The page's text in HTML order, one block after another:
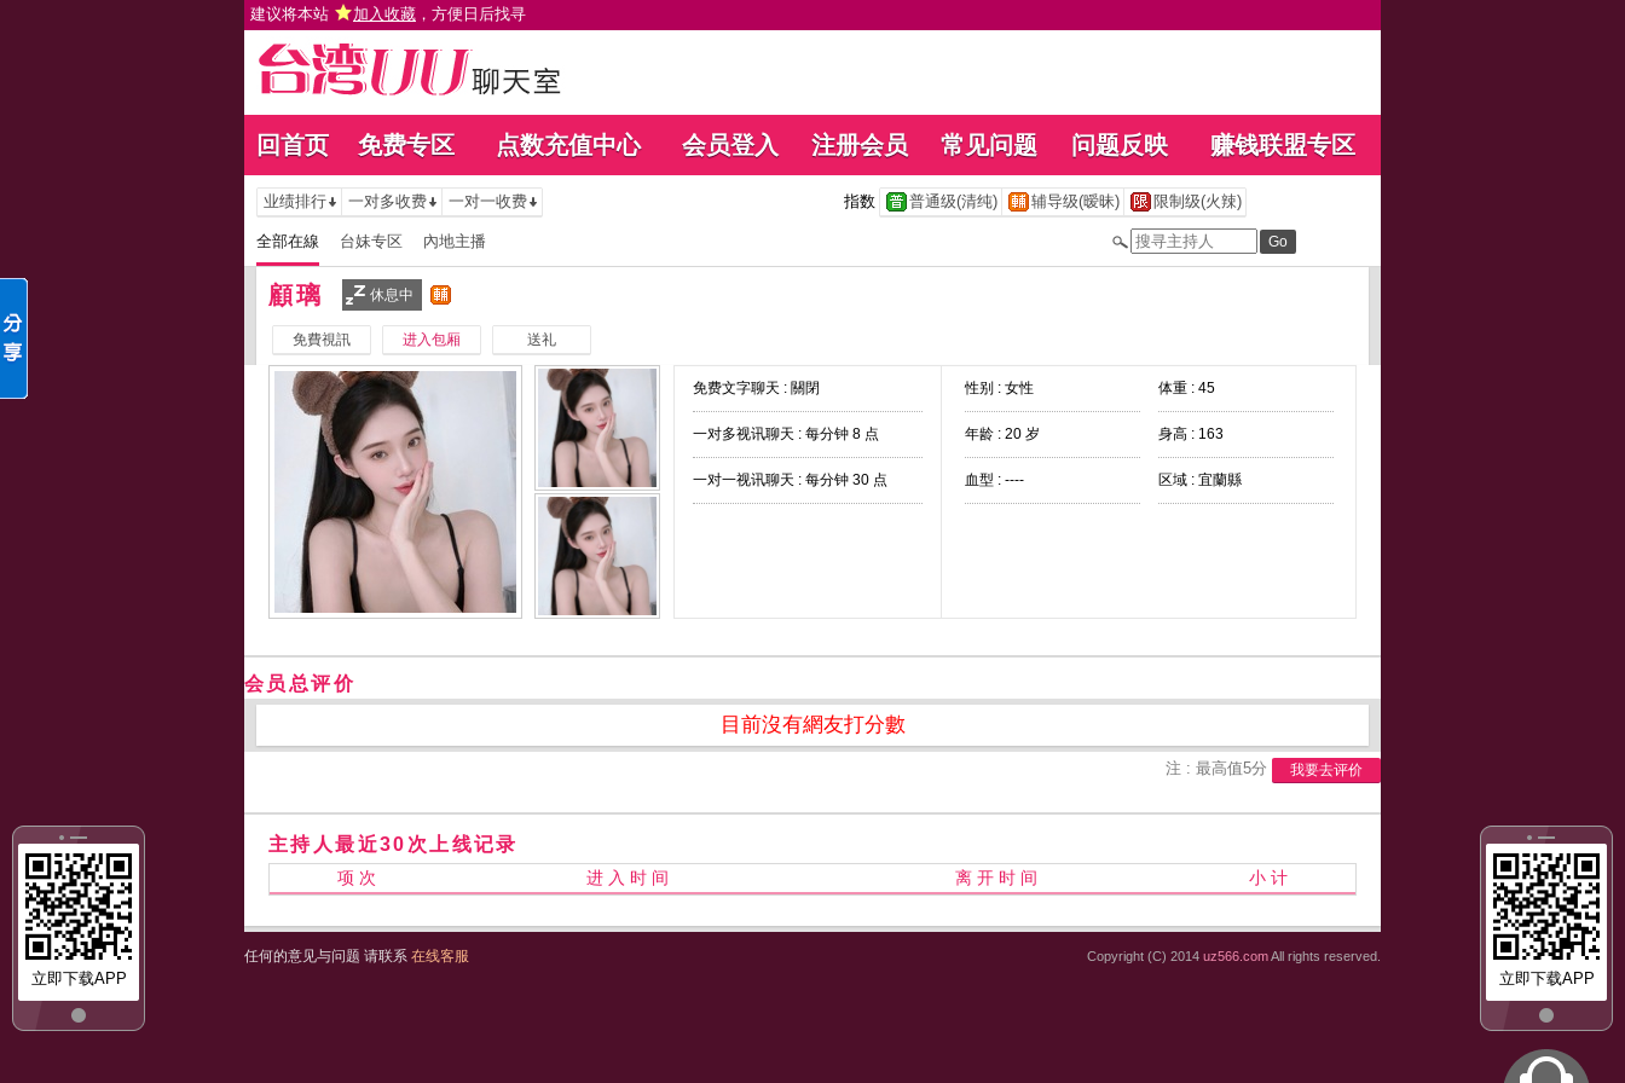
建议将本站 加入收藏 ，方便日后找寻
回首页 免费专区 点数充值中心 会员登入 注册会员 常见问题 问题反映 赚钱联盟专区
立即下载APP
立即下载APP
业绩排行 一对多收费 一对一收费 指数 普通级(清纯) 辅导级(暧昧) 限制级(火辣)
全部在線 台妹专区 內地主播
顧璃 休息中
免費視訊 进入包厢 送礼
免费文字聊天 : 關閉
一对多视讯聊天 : 每分钟 8 点
一对一视讯聊天 : 每分钟 30 点
性别 : 女性 体重 : 45
年龄 : 20 岁 身高 : 163
血型 : ---- 区域 : 宜蘭縣
会员总评价
目前沒有網友打分數
注 : 最高值5分 我要去评价
主持人最近30次上线记录
项 次 进 入 时 间 离 开 时 间 小 计
任何的意见与问题 请联系 在线客服 Copyright (C) 2014 uz566.comAll rights reserved.